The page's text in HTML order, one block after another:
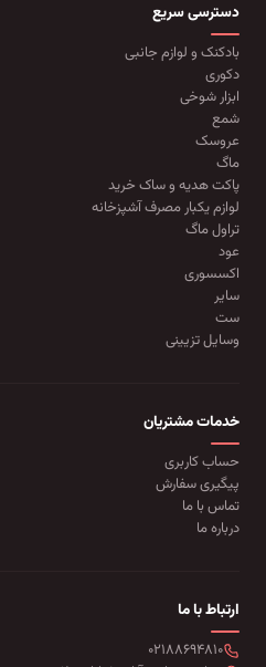
دسترسی سریع
بادکنک و لوازم جانبی
دکوری
ابزار شوخی
شمع
عروسک
ماگ
پاکت هدیه و ساک خرید
لوازم یکبار مصرف آشپزخانه
تراول ماگ
عود
اکسسوری
سایر
ست
وسایل تزیینی
خدمات مشتریان
حساب کاربری
پیگیری سفارش
تماس با ما
درباره ما
ارتباط با ما
۰۲۱۸۸۶۹۴۸۱۰